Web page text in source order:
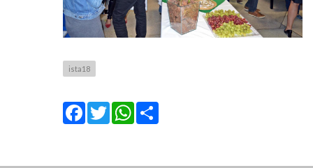
ista18
Facebook
Twitter
WhatsApp